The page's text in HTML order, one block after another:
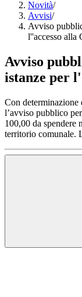
Novità/
Avvisi/
Avviso
l''accesso
Avviso
istanze per
Con determinazione
l’avviso pubblico
100,00 da spendere
territorio comunale.